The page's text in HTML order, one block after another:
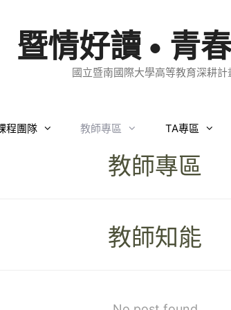
暨情好讀 • 青
國立暨南國際大學高等教育深耕計
程團隊 教師專區 TA專區
教師專區
教師知能